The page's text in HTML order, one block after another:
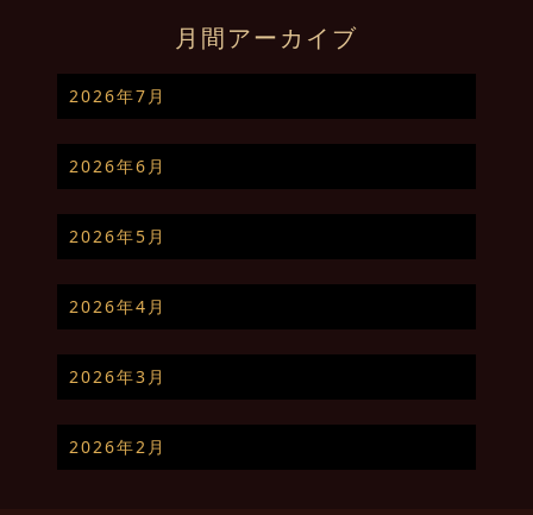
月間アーカイブ
2026年7月
2026年6月
2026年5月
2026年4月
2026年3月
2026年2月